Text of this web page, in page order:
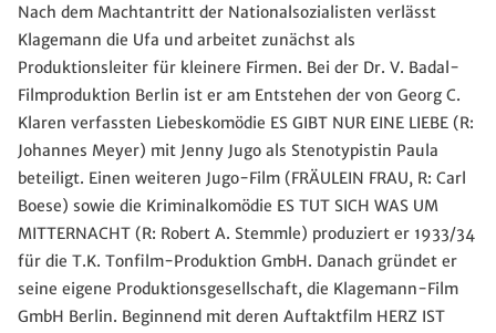
Nach dem Machtantritt der Nationalsozialisten verlässt
Klagemann die Ufa und arbeitet zunächst als
Produktionsleiter für kleinere Firmen. Bei der Dr. V. Badal-
Filmproduktion Berlin ist er am Entstehen der von Georg C.
Klaren verfassten Liebeskomödie ES GIBT NUR EINE LIEBE (R:
Johannes Meyer) mit Jenny Jugo als Stenotypistin Paula
beteiligt. Einen weiteren Jugo-Film (FRÄULEIN FRAU, R: Carl
Boese) sowie die Kriminalkomödie ES TUT SICH WAS UM
MITTERNACHT (R: Robert A. Stemmle) produziert er 1933/34
für die T.K. Tonfilm-Produktion GmbH. Danach gründet er
seine eigene Produktionsgesellschaft, die Klagemann-Film
GmbH Berlin. Beginnend mit deren Auftaktfilm HERZ IST